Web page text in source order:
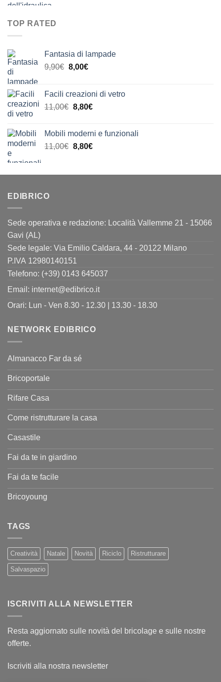
TOP RATED
Fantasia di lampade
9,90€ Il
era:
9,90€.
8,00€Il
è:
8,00€.
Facili creazioni di vetro
11,00€ Il
era:
11,00€.
8,80€Il
è:
8,80€.
Mobili moderni e funzionali
11,00€ Il
era:
8,80€Il
è:
EDIBRICO
Sede operativa e redazione: Località Vallemme 21 - 15066
Gavi (AL)
Sede legale: Via Emilio Caldara, 44 - 20122 Milano
P.IVA 12980140151
Telefono: (+39) 0143 645037
Email: internet@edibrico.it
Orari: Lun - Ven 8.30 - 12.30 | 13.30 - 18.30
NETWORK EDIBRICO
Almanacco Far da sé
Bricoportale
Rifare Casa
Come ristrutturare la casa
Casastile
Fai da te in giardino
Fai da te facile
Bricoyoung
TAGS
Creatività Natale Novità Riciclo Ristrutturare
Salvaspazio
ISCRIVITI ALLA NEWSLETTER
Resta aggiornato sulle novità del bricolage e sulle nostre
offerte.
Iscriviti alla nostra newsletter